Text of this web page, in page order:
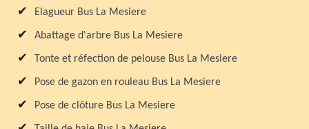
Elagueur Bus La Mesiere
Abattage d'arbre Bus La Mesiere
Tonte et réfection de pelouse Bus La Mesiere
Pose de gazon en rouleau Bus La Mesiere
Pose de clôture Bus La Mesiere